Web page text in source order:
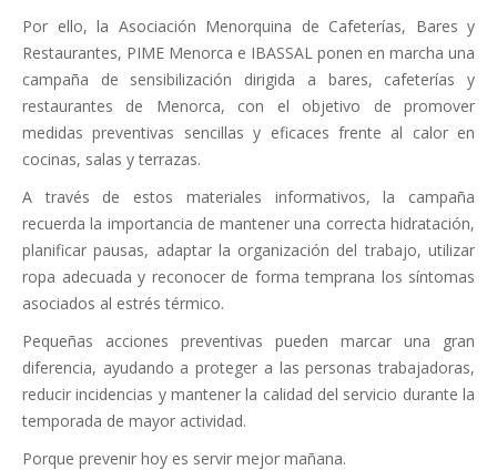
Por ello, la Asociación Menorquina de Cafeterías, Bares y
Restaurantes, PIME Menorca e IBASSAL ponen en marcha una
campaña de sensibilización dirigida a bares, cafeterías y
restaurantes de Menorca, con el objetivo de promover
medidas preventivas sencillas y eficaces frente al calor en
cocinas, salas y terrazas.
A través de estos materiales informativos, la campaña
recuerda la importancia de mantener una correcta hidratación,
planificar pausas, adaptar la organización del trabajo, utilizar
ropa adecuada y reconocer de forma temprana los síntomas
asociados al estrés térmico.
Pequeñas acciones preventivas pueden marcar una gran
diferencia, ayudando a proteger a las personas trabajadoras,
reducir incidencias y mantener la calidad del servicio durante la
temporada de mayor actividad.
Porque prevenir hoy es servir mejor mañana.